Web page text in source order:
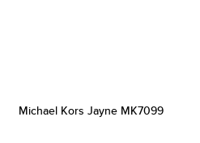
Michael Kors Jayne MK7099